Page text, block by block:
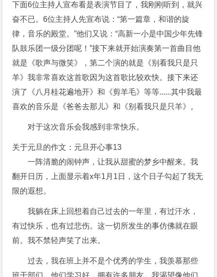
下面6位主持人宣布看是表演节目了，我刚刚听到，就兴
奋不已。6位主持人先宣布说：“第一篇章，和谐的旋
律，音乐的殿堂。”他们又说：“高新一小是中国少年先锋
队鼓乐团一级分团呢！”接下来就开始演奏第一首曲目他
就是《歌声与微笑》，第二个演的就是《别看我只是只
羊》我非常喜欢这首歌因为这首歌比较欢快。接下来还
演了《八月桂花遍地开》和《剪羊毛》等等......其中我最
喜欢的音乐是《爸爸去那儿》和《别看我只是只羊》。
对于这次音乐会我感到非常快乐。
关于元旦的作文：元旦开心事13
一阵清脆的闹钟声，让我从甜蜜的梦乡中醒来。我
翻开日历，上面显示着x年1月1日，这个日子勾起了我无
限的遐想。
我躺在床上回想着自己过去的一年里，有过汗水，
有过快乐，也有过悲伤。这一切所发生的事仿佛就在眼
前。我不禁轻声笑了出来。
过去，我在班上并不是个优秀的学生，我羡慕那些
班干部们。他们学习好，拥有许多朋友。我渴望像他们